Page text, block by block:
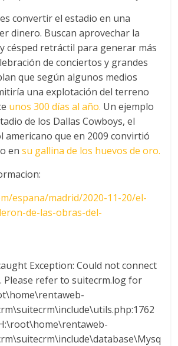
convertir el estadio en una
dinero. Buscan aprovechar la
césped retráctil para generar más
de conciertos y grandes
que según algunos medios
una explotación del terreno
unos 300 días al año. Un ejemplo
de los Dallas Cowboys, el
americano que en 2009 convirtió
ensu gallina de los huevos de oro.
espana/madrid/2020-11-20/el-
de-las-obras-del-
Exception: Could not connect
Please refer to suitecrm.log for